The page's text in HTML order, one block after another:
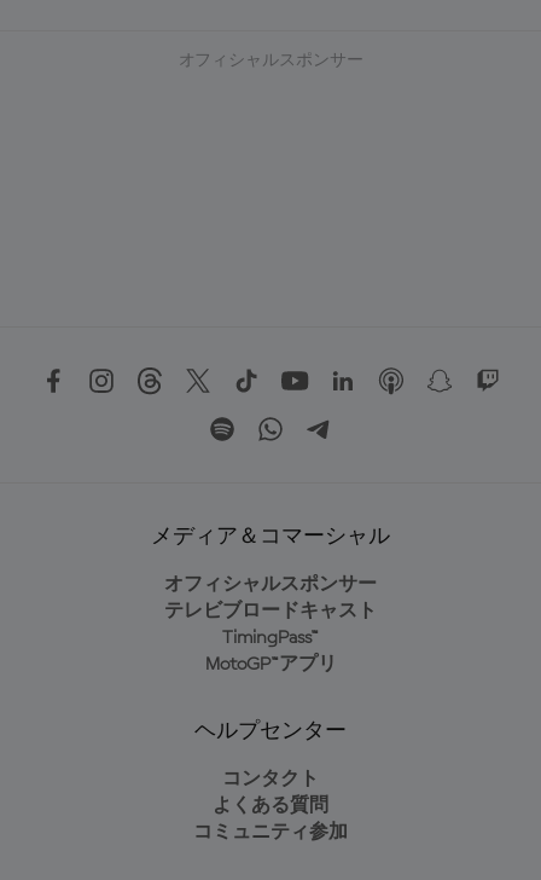
オフィシャルスポンサー
メディア＆コマーシャル
オフィシャルスポンサー
テレビブロードキャスト
TimingPass™
MotoGP™アプリ
ヘルプセンター
コンタクト
よくある質問
コミュニティ参加